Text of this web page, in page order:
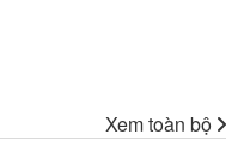
Xem toàn bộ